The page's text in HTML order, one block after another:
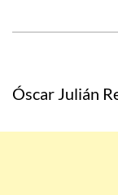
Óscar Julián